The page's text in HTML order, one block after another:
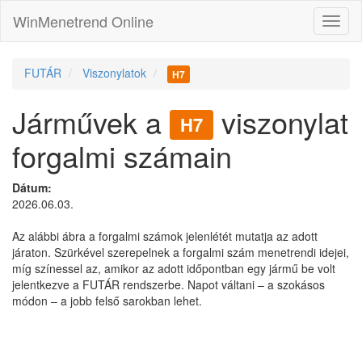
WinMenetrend Online
FUTÁR Viszonylatok H7
Járművek a H7
viszonylat
forgalmi számain
Dátum:
2026.06.03.
Az alábbi ábra a forgalmi számok jelenlétét mutatja az adott
járaton. Szürkével szerepelnek a forgalmi szám menetrendi idejei,
míg színessel az, amikor az adott időpontban egy jármű be volt
jelentkezve a FUTÁR rendszerbe. Napot váltani – a szokásos
módon – a jobb felső sarokban lehet.